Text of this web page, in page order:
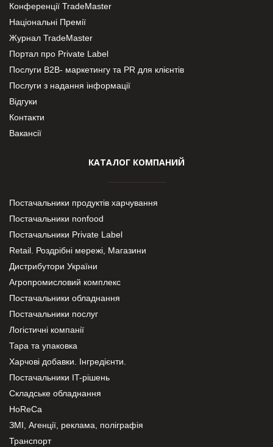
Конференції TradeMaster
Національні Премії
Журнал TradeMaster
Портал про Private Label
Послуги В2В- маркетингу та PR для клієнтів
Послуги з надання інформації
Відгуки
Контакти
Вакансії
КАТАЛОГ КОМПАНИЙ
Постачальники продуктів харчування
Постачальники nonfood
Постачальники Private Label
Retail. Роздрібні мережі, Магазини
Дистрибутори України
Агропромисловий комплекс
Постачальники обладнання
Постачальники послуг
Логістичні компанії
Тара та упаковка
Харчові добавки. Інгредієнти.
Постачальники IT-рішень
Складське обладнання
HoReCa
ЗМІ, Агенції, реклама, поліграфія
Транспорт